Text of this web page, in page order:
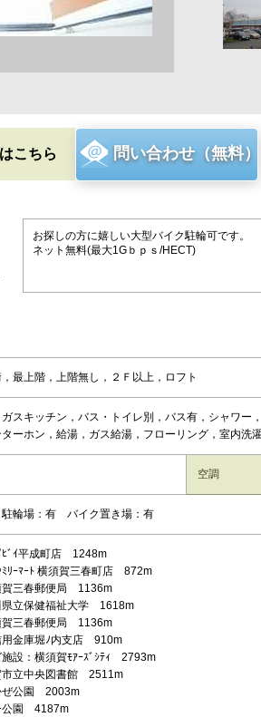
こちら 問い合わせ（無料）
お探しの方に嬉しい大型バイク駐輪可です。
ネット無料(最大1Gｂｐｓ/HECT)
最上階，上階無し，２Ｆ以上，ロフト
スキッチン，バス・トイレ別，バス有，シャワ
ーホン，給湯，ガス給湯，フローリング，室内洗
空調
輪場：有 バイク置き場：有
ﾋﾞｲ平成町店 1248m
ﾐﾘｰﾏｰﾄ 横須賀三春町店 872m
賀三春郵便局 1136m
県立保健福祉大学 1618m
賀三春郵便局 1136m
用金庫堀ﾉ内支店 910m
施設：横須賀ﾓｱｰｽﾞｼﾃｨ 2793m
市立中央図書館 2511m
ぜ公園 2003m
公園 4187m